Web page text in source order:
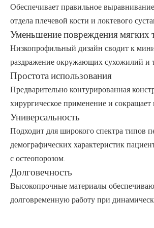
Обеспечивает правильное
отдела плечевой кости и локтевого
Уменьшение повреждения мягких
Низкопрофильный дизайн сводит к
раздражение окружающих сухожилий и
Простота использования
Предварительно контурированная
хирургическое применение и сокращает
Универсальность
Подходит для широкого спектра типов
демографических характеристик
с остеопорозом.
Долговечность
Высокопрочные материалы
долговременную работу при